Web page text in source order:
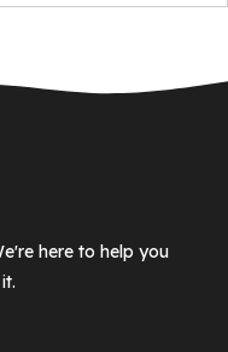
here to help you